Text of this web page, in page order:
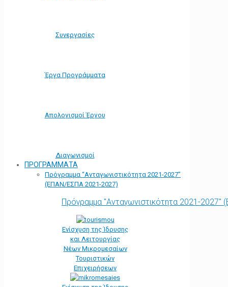
Συνεργασίες
Έργα Προγράμματα
Απολογισμοί Έργου
Διαγωνισμοί
ΠΡΟΓΡΑΜΜΑΤΑ
Πρόγραμμα “Ανταγωνιστικότητα 2021-2027”
(ΕΠΑΝ/ΕΣΠΑ 2021-2027)
Πρόγραμμα "Ανταγωνιστικότητα 2021-
Ενίσχυση της Ίδρυσης
και Λειτουργίας
Νέων Μικρομεσαίων
Τουριστικών
Επιχειρήσεων